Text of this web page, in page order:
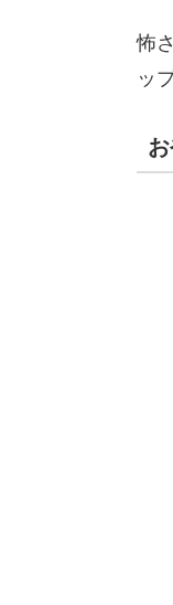
怖
ッ